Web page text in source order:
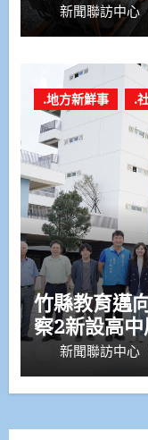
新聞聯訪中心
.地方新鮮事 .
竹縣教育邁
察2新設高
新聞聯訪中心